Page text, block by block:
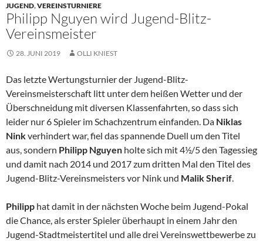
JUGEND,VEREINSTURNIERE
Philipp Nguyen wird Jugend-Blitz-
Vereinsmeister
28. JUNI 2019 OLLI KNIEST
Das letzte Wertungsturnier der Jugend-Blitz-
Vereinsmeisterschaft litt unter dem heißen Wetter und der
Überschneidung mit diversen Klassenfahrten, so dass sich
leider nur 6 Spieler im Schachzentrum einfanden. Da Niklas
Ninkverhindert war, fiel das spannende Duell um den Titel
aus, sondern Philipp Nguyen holte sich mit 4½/5 den Tagessieg
und damit nach 2014 und 2017 zum dritten Mal den Titel des
Jugend-Blitz-Vereinsmeisters vor Nink und Malik Sherif
Philipp hat damit in der nächsten Woche beim Jugend-Pokal
die Chance, als erster Spieler überhaupt in einem Jahr den
Jugend-Stadtmeistertitel und alle drei Vereinswettbewerbe zu